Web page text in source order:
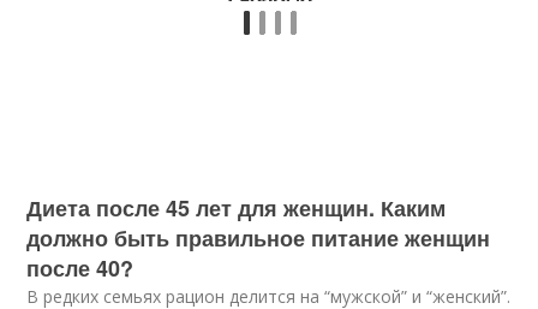
Диета после 45 лет для женщин. Каким
должно быть правильное питание женщин
после 40?
В редких семьях рацион делится на “мужской” и “женский”.